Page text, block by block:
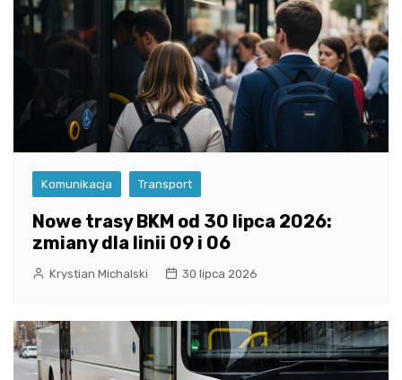
Komunikacja Transport
Nowe trasy BKM od 30 lipca 2026:
zmiany dla linii 09 i 06
Krystian Michalski 30 lipca 2026